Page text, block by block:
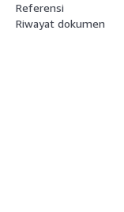
Referensi
Riwayat dokumen